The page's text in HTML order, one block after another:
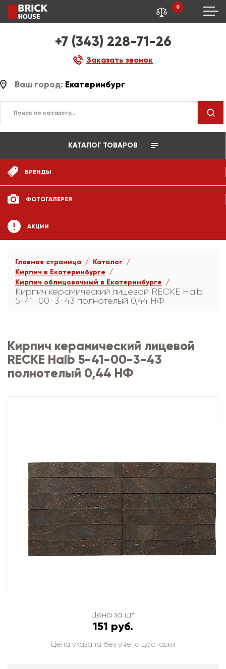
+7 (343) 228-71-26
Заказать звонок
0
Ваш город: Екатеринбург
КАТАЛОГ ТОВАРОВ
БРЕНДЫ
ФОТОГАЛЕРЕЯ
АКЦИИ
Главная страница
Каталог
Кирпич в Екатеринбурге
Кирпич облицовочный в Екатеринбурге
Кирпич керамический лицевой RECKE Halb
5-41-00-3-43 полнотелый 0,44 НФ
Кирпич керамический лицевой
RECKE Halb 5-41-00-3-43
полнотелый 0,44 НФ
Цена за шт
151 руб.
Цена указана без учёта доставки